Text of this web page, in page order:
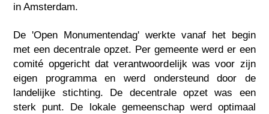
in Amsterdam.
De 'Open Monumentendag' werkte vanaf het begin
met een decentrale opzet. Per gemeente werd er een
comité opgericht dat verantwoordelijk was voor zijn
eigen programma en werd ondersteund door de
landelijke stichting. De decentrale opzet was een
sterk punt. De lokale gemeenschap werd optimaal